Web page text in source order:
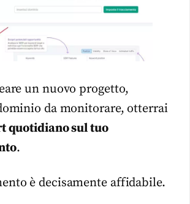
un nuovo progetto,
da monitorare, otterrai
quotidiano sul tuo
.
è decisamente affidabile.